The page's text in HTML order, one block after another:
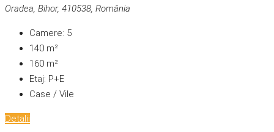
Oradea, Bihor, 410538, România
Camere: 5
140 m²
160 m²
Etaj: P+E
Case / Vile
Detalii